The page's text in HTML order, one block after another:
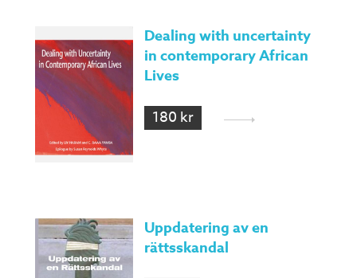
Dealing with uncertainty
in contemporary African
Lives
180 kr
Uppdatering av en
rättsskandal